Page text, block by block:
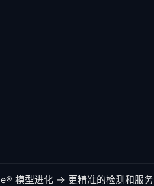
模型进化 → 更精准的检测和服务